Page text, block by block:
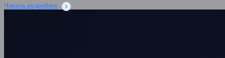
Читать подробнее